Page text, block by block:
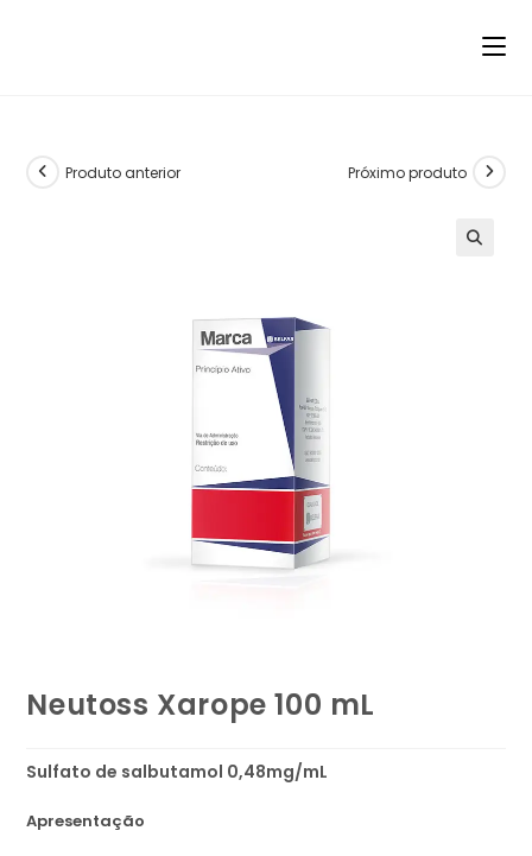
Produto anterior Próximo produto
Neutoss Xarope 100 mL
Sulfato de salbutamol 0,48mg/mL
Apresentação